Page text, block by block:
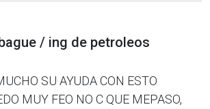
/ ing de petroleos
SU AYUDA CON ESTO
MUY FEO NO C QUE MEPASO,